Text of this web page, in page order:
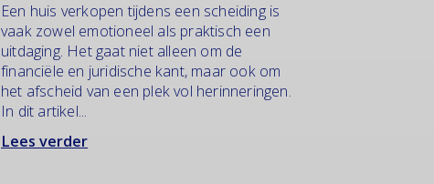
Een huis verkopen tijdens een scheiding is
vaak zowel emotioneel als praktisch een
uitdaging. Het gaat niet alleen om de
financiële en juridische kant, maar ook om
het afscheid van een plek vol herinneringen.
In dit artikel...
Lees verder